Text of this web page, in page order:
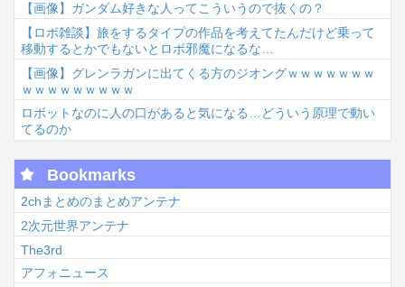
【画像】ガンダム好きな人ってこういうので抜くの？
【ロボ雑談】旅をするタイプの作品を考えてたんだけど乗って
移動するとかでもないとロボ邪魔になるな…
【画像】グレンラガンに出てくる方のジオングｗｗｗｗｗｗｗ
ｗｗｗｗｗｗｗｗｗ
ロボットなのに人の口があると気になる…どういう原理で動い
てるのか
Bookmarks
2chまとめのまとめアンテナ
2次元世界アンテナ
The3rd
アフォニュース